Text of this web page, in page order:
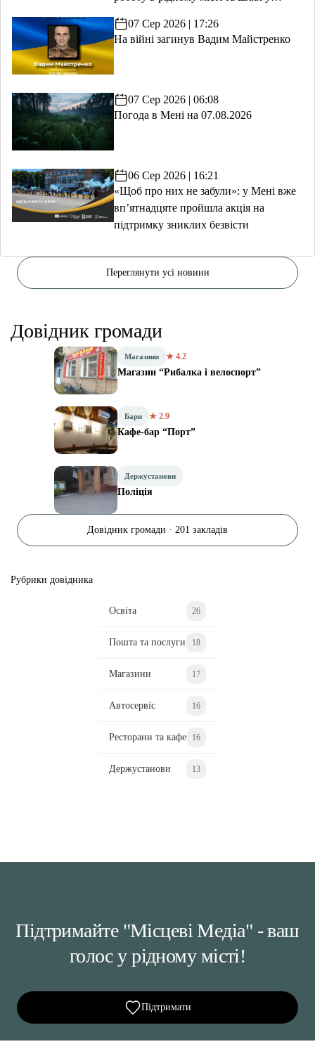
07 Сер 2026 | 17:26
На війні загинув Вадим Майстренко
07 Сер 2026 | 06:08
Погода в Мені на 07.08.2026
06 Сер 2026 | 16:21
«Щоб про них не забули»: у Мені вже
вп’ятнадцяте пройшла акція на
підтримку зниклих безвісти
Переглянути усі новини
Довідник громади
Магазини ★ 4.2
Магазин “Рибалка і велоспорт”
Бари ★ 2.9
Кафе-бар “Порт”
Держустанови
Поліція
Довідник громади · 201 закладів
Рубрики довідника
Освіта 26
Пошта та послуги 18
Магазини 17
Автосервіс 16
Ресторани та кафе 16
Держустанови 13
Підтримайте "Місцеві Медіа" - ваш
голос у рідному місті!
Підтримати